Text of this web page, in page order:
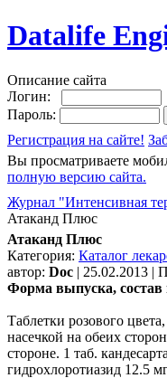
Datalife
Описание сайта
Логин:
Пароль:
Регистрация на сайте!
Вы просматриваете
полную версию сайта.
Журнал "Интенсивная
Атаканд Плюс
Атаканд Плюс
Категория: Каталог
автор: Doc | 25.02.2013 |
Форма выпуска, состав
Таблетки розового
насечкой на обеих
стороне. 1 таб.
гидрохлоротиазид 12.5